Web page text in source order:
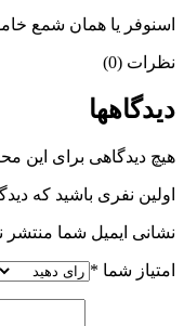
اسنوفر یا همان شمع
نظرات (0)
دیدگاهها
هیچ دیدگاهی برای این
اولین نفری باشید که
نشانی ایمیل شما منتشر
امتیاز شما *